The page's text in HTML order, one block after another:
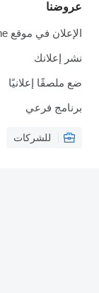
عروضنا
الإعلان في موقع Autoline.
نشر إعلانك
ضع ملصقًا إعلانيًا
برنامج فرعي
للشركات